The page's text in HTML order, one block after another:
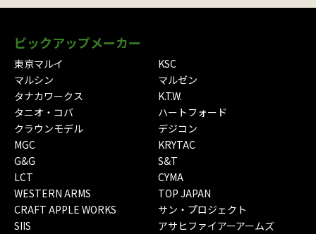
ピックアップメーカー
東京マルイ
KSC
マルシン
マルゼン
タナカワークス
K.T.W.
タニオ・コバ
ハートフォード
クラウンモデル
デジコン
MGC
KRYTAC
G&G
S&T
LCT
CYMA
WESTERN ARMS
TOP JAPAN
CRAFT APPLE WORKS
サン・プロジェクト
SIIS
アサヒファイアーアームズ